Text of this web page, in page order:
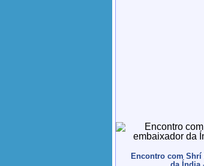
Encontro com Shrí